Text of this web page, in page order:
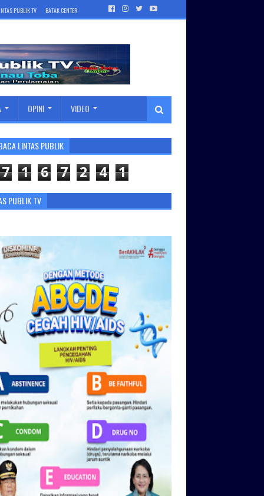
PUBLIK TV BATAK CENTER
OPINI VIDEO
LINTAS PUBLIK
7 1 6 7 2 4 1
PUBLIK TV